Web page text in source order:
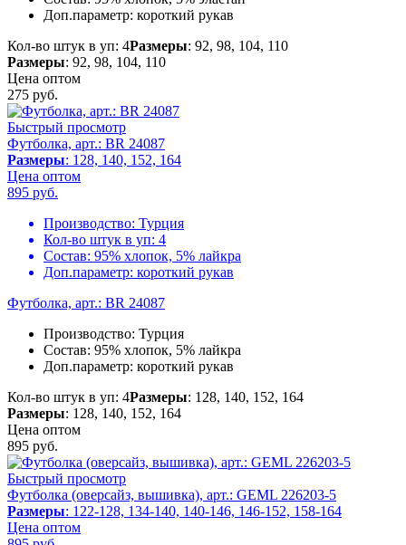
Доп.параметр: короткий рукав
Кол-во штук в уп: 4Размеры: 92, 98, 104, 110
Размеры: 92, 98, 104, 110
Цена оптом
275 руб.
Быстрый просмотр
Футболка, арт.: BR 24087
Размеры: 128, 140, 152, 164
Цена оптом
895 руб.
Производство: Турция
Кол-во штук в уп: 4
Состав: 95% хлопок, 5% лайкра
Доп.параметр: короткий рукав
Футболка, арт.: BR 24087
Производство: Турция
Состав: 95% хлопок, 5% лайкра
Доп.параметр: короткий рукав
Кол-во штук в уп: 4Размеры: 128, 140, 152, 164
Размеры: 128, 140, 152, 164
Цена оптом
895 руб.
Быстрый просмотр
Футболка (оверсайз, вышивка), арт.: GEML 226203-5
Размеры: 122-128, 134-140, 140-146, 146-152, 158-164
Цена оптом